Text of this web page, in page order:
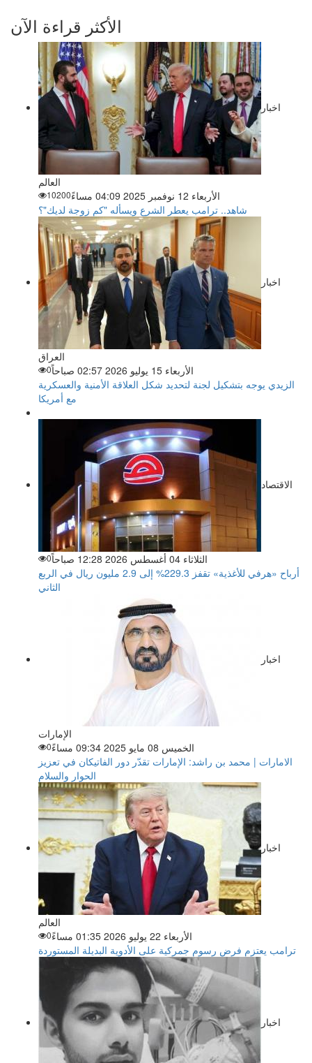
الأكثر قراءة الآن
اخبار
العالم
الأربعاء 12 نوفمبر 2025 04:09 مساءً
10200
شاهد.. ترامب يعطر الشرع ويسأله "كم زوجة لديك"؟
اخبار
العراق
الأربعاء 15 يوليو 2026 02:57 صباحاً
0
الزيدي يوجه بتشكيل لجنة لتحديد شكل العلاقة الأمنية والعسكرية
مع أمريكا
الاقتصاد
الثلاثاء 04 أغسطس 2026 12:28 صباحاً 0
أرباح «هرفي للأغذية» تقفز 229.3% إلى 2.9 مليون ريال في الربع
الثاني
اخبار
الإمارات
الخميس 08 مايو 2025 09:34 مساءً
0
الامارات | محمد بن راشد: الإمارات تقدّر دور الفاتيكان في تعزيز
الحوار والسلام
اخبار
العالم
الأربعاء 22 يوليو 2026 01:35 مساءً
0
ترامب يعتزم فرض رسوم جمركية على الأدوية البديلة المستوردة
اخبار